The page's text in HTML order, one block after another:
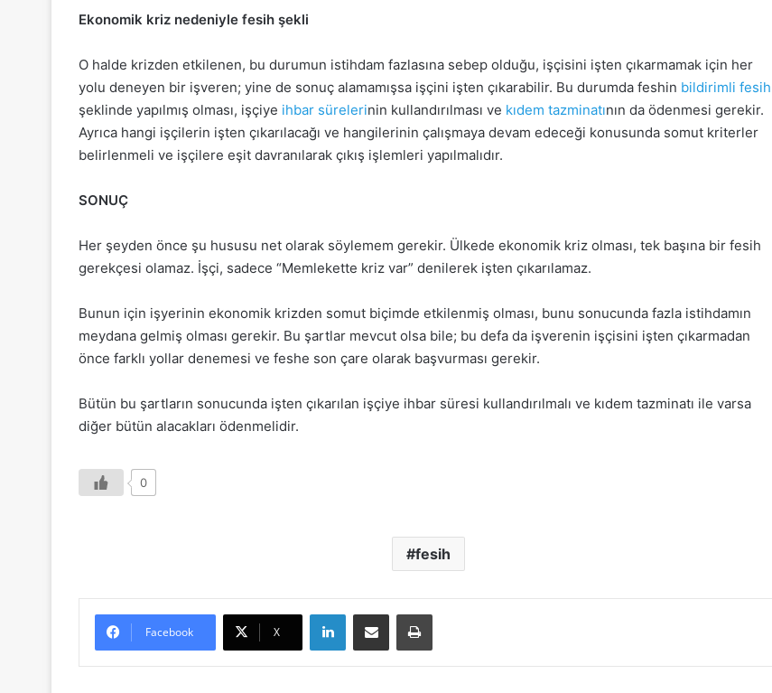
Ekonomik kriz nedeniyle fesih şekli
O halde krizden etkilenen, bu durumun istihdam fazlasına sebep olduğu, işçisini işten çıkarmamak için her
yolu deneyen bir işveren; yine de sonuç alamamışsa işçini işten çıkarabilir. Bu durumda feshin bildirimli fesih
şeklinde yapılmış olması, işçiye ihbar sürelerinin kullandırılması ve kıdem tazminatının da ödenmesi gerekir.
Ayrıca hangi işçilerin işten çıkarılacağı ve hangilerinin çalışmaya devam edeceği konusunda somut kriterler
belirlenmeli ve işçilere eşit davranılarak çıkış işlemleri yapılmalıdır.
SONUÇ
Her şeyden önce şu hususu net olarak söylemem gerekir. Ülkede ekonomik kriz olması, tek başına bir fesih
gerekçesi olamaz. İşçi, sadece “Memlekette kriz var” denilerek işten çıkarılamaz.
Bunun için işyerinin ekonomik krizden somut biçimde etkilenmiş olması, bunu sonucunda fazla istihdamın
meydana gelmiş olması gerekir. Bu şartlar mevcut olsa bile; bu defa da işverenin işçisini işten çıkarmadan
önce farklı yollar denemesi ve feshe son çare olarak başvurması gerekir.
Bütün bu şartların sonucunda işten çıkarılan işçiye ihbar süresi kullandırılmalı ve kıdem tazminatı ile varsa
diğer bütün alacakları ödenmelidir.
0
fesih
Facebook X
LinkedInE-Posta ile paylaş Yazdır